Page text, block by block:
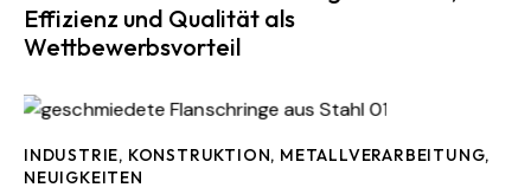
Effizienz und Qualität als
Wettbewerbsvorteil
INDUSTRIE, KONSTRUKTION, METALLVERARBEITUNG,
NEUIGKEITEN